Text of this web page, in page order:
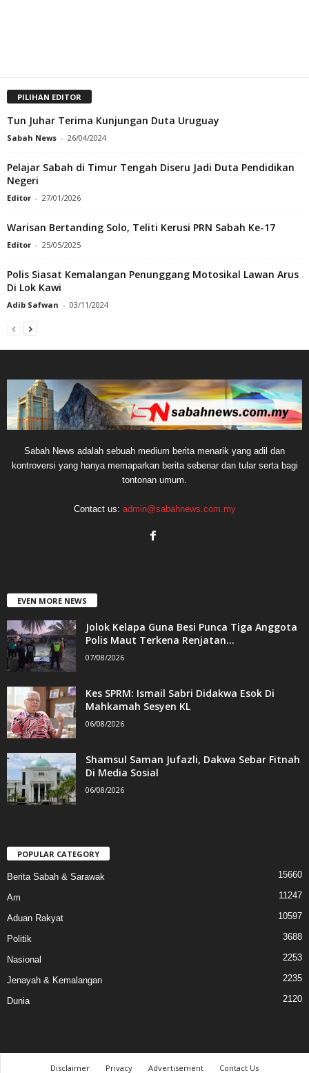
PILIHAN EDITOR
Tun Juhar Terima Kunjungan Duta Uruguay
Sabah News - 26/04/2024
Pelajar Sabah di Timur Tengah Diseru Jadi Duta Pendidikan
Negeri
Editor - 27/01/2026
Warisan Bertanding Solo, Teliti Kerusi PRN Sabah Ke-17
Editor - 25/05/2025
Polis Siasat Kemalangan Penunggang Motosikal Lawan Arus
Di Lok Kawi
Adib Safwan - 03/11/2024
Sabah News adalah sebuah medium berita menarik yang adil dan
kontroversi yang hanya memaparkan berita sebenar dan tular serta bagi
tontonan umum.
Contact us: admin@sabahnews.com.my
EVEN MORE NEWS
Jolok Kelapa Guna Besi Punca Tiga Anggota
Polis Maut Terkena Renjatan...
07/08/2026
Kes SPRM: Ismail Sabri Didakwa Esok Di
Mahkamah Sesyen KL
06/08/2026
Shamsul Saman Jufazli, Dakwa Sebar Fitnah
Di Media Sosial
06/08/2026
POPULAR CATEGORY
Berita Sabah & Sarawak 15660
Am 11247
Aduan Rakyat 10597
Politik 3688
Nasional 2253
Jenayah & Kemalangan 2235
Dunia 2120
Disclaimer Privacy Advertisement Contact Us